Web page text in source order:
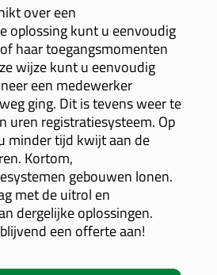
over een
oplossing kunt u eenvoudig
haar toegangsmomenten
wijze kunt u eenvoudig
een medewerker
ging. Dit is tevens weer te
uren registratiesysteem. Op
minder tijd kwijt aan de
Kortom,
gebouwen lonen.
met de uitrol en
dergelijke oplossingen.
een offerte aan!